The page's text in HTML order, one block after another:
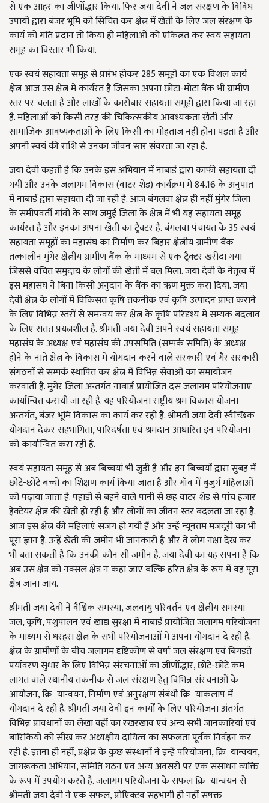
से एक आहर का जीर्णोद्धार किया. फिर जया देवी ने जल संरक्षण के विविध
उपायों द्वारा बंजर भूमि को सिंचित कर क्षेत्न में खेती के लिए जल संरक्षण के
कार्य को गति प्रदान तो किया ही महिलाओं को एकित्नत कर स्वयं सहायता
समूह का विस्तार भी किया.
एक स्वयं सहायता समूह से प्रारंभ होकर 285 समूहों का एक विशल कार्य
क्षेत्न आज उस क्षेत्न में कार्यरत है जिसका अपना छोटा-मोटा बैंक भी ग्रामीण
स्तर पर चलता है और लाखों के कारोबार सहायता समूहों द्वारा किया जा रहा
है. महिलाओं को किसी तरह की चिकित्सकीय आवश्यकता खेती और
सामाजिक आवष्यकताओं के लिए किसी का मोहताज नहीं होना पड़ता है और
अपनी स्वयं की राशि से उनका जीवन स्तर संवरता जा रहा है.
जया देवी कहती है कि उनके इस अभियान में नाबार्ड द्वारा काफी सहायता दी
गयी और उनके जलागम विकास (वाटर शेड) कार्यक्रम में 84.16 के अनुपात
में नाबार्ड द्वारा सहायता दी जा रही है. आज बंगलवा क्षेत्न ही नहीं मुंगेर जिला
के समीपवर्ती गांवों के साथ जमुई जिला के क्षेत्न में भी यह सहायता समूह
कार्यरत है और इनका अपना खेती का ट्रैक्टर है. बंगलवा पंचायत के 35 स्वयं
सहायता समूहों का महासंघ का निर्माण कर बिहार क्षेत्नीय ग्रामीण बैंक
तत्कालीन मुंगेर क्षेत्नीय ग्रामीण बैंक के माध्यम से एक ट्रैक्टर खरीदा गया
जिससे वंचित समुदाय के लोगों की खेती में बल मिला. जया देवी के नेतृत्व में
इस महासंघ ने बिना किसी अनुदान के बैंक का ऋण मुक्त करा दिया. जया
देवी क्षेत्न के लोगों में विकिसत कृषि तकनीक एवं कृषि उत्पादन प्राप्त कराने
के लिए विभिन्न स्तरों से समन्वय कर क्षेत्न के कृषि परिदृश्य में सम्यक बदलाव
के लिए सतत प्रयत्नशील है. श्रीमती जया देवी अपने स्वयं सहायता समूह
महासंघ के अध्यक्ष एवं महासंघ की उपसमिति (सम्पर्क समिति) के अध्यक्ष
होने के नाते क्षेत्न के विकास में योगदान करने वाले सरकारी एवं गैर सरकारी
संगठनों से सम्पर्क स्थापित कर क्षेत्न में विभिन्न सेवाओं का समायोजन
करवाती है. मुंगेर जिला अन्तर्गत नाबार्ड प्रायोजित दस जलागम परियोजनाएं
कार्यान्वित करायी जा रही है. यह परियोजना राष्ट्रीय श्रम विकास योजना
अन्तर्गत, बंजर भूमि विकास का कार्य कर रही है. श्रीमती जया देवी स्वैच्छिक
योगदान देकर सहभागिता, पारिदर्षता एवं श्रमदान आधारित इन परियोजना
को कार्यान्वित करा रही है.
स्वयं सहायता समूह से अब बिच्चयां भी जुड़ी है और इन बिच्चयों द्वारा सुबह में
छोटे-छोटे बच्चों का शिक्षण कार्य किया जाता है और गाँव में बुजुर्ग महिलाओं
को पढ़ाया जाता है. पहाड़ों से बहने वाले पानी से छह वाटर शेड से पांच हजार
हेक्टेयर क्षेत्न की खेती हो रही है और लोगों का जीवन स्तर बदलता जा रहा है.
आज इस क्षेत्न की महिलाएं सजग हो गयी हैं और उन्हें न्यूनतम मजदूरी का भी
पूरा ज्ञान है. उन्हें खेती की जमीन भी जानकारी है और वे लोग नक्षा देख कर
भी बता सकती हैं कि उनकी कौन सी जमीन है. जया देवी का यह सपना है कि
अब उस क्षेत्र को नक्सल क्षेत्र न कहा जाए बल्कि हरित क्षेत्र के रूप में वह पूरा
क्षेत्र जाना जाय.
श्रीमती जया देवी ने वैश्विक समस्या, जलवायु परिवर्तन एवं क्षेत्नीय समस्या
जल, कृषि, पशुपालन एवं खाद्य सुरक्षा में नाबार्ड प्रायोजित जलागम परियोजना
के माध्यम से धरहरा क्षेत्न के सभी परियोजनाओं में अपना योगदान दे रही है.
क्षेत्न के ग्रामीणों के बीच जलागम दृष्टिकोण से वर्षा जल संरक्षण एवं बिगड़ते
पर्यावरण सुधार के लिए विभिन्न संरचनाओं का जीर्णोद्धार, छोटे-छोटे कम
लागत वाले स्थानीय तकनीक से जल संरक्षण हेतु विभिन्न संरचनाओं के
आयोजन, क्रि यान्वयन, निर्माण एवं अनुरक्षण संबंधी क्रि याकलाप में
योगदान दे रही है. श्रीमती जया देवी इन कार्यों के लिए परियोजना अंतर्गत
विभिन्न प्रावधानों का लेखा वहीं का रखरखाव एवं अन्य सभी जानकारियां एवं
बारिकियों को सीख कर अध्यक्षीय दायित्व का सफलता पूर्वक निर्वहन कर
रही है. इतना ही नहीं, प्रक्षेत्न के कुछ संस्थानों ने इन्हें परियोजना, क्रि यान्वयन,
जागरूकता अभियान, समिति गठन एवं अन्य अवसरों पर एक संसाधन व्यक्ति
के रूप में उपयोग करते हैं. जलागम परियोजना के सफल क्रि यान्वयन से
श्रीमती जया देवी ने एक सफल, प्रोएिक्टव सहभागी ही नहीं सषक्त